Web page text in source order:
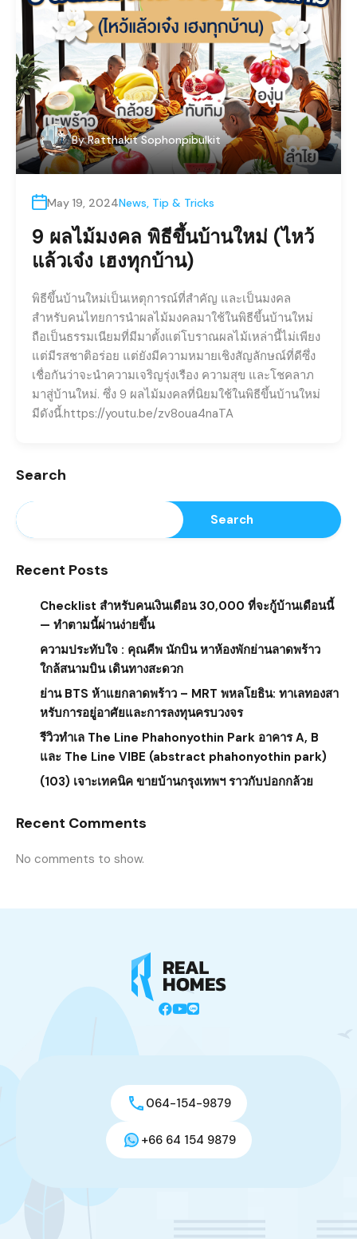
By Ratthakit Sophonpibulkit
May 19, 2024News, Tip & Tricks
9 ผลไม้มงคล พิธีขึ้นบ้านใหม่ (ไหว้
แล้วเจ๋ง เฮงทุกบ้าน)
พิธีขึ้นบ้านใหม่เป็นเหตุการณ์ที่สำคัญ และเป็นมงคล
สำหรับคนไทยการนำผลไม้มงคลมาใช้ในพิธีขึ้นบ้านใหม่
ถือเป็นธรรมเนียมที่มีมาตั้งแต่โบราณผลไม้เหล่านี้ไม่เพียง
แต่มีรสชาติอร่อย แต่ยังมีความหมายเชิงสัญลักษณ์ที่ดีซึ่ง
เชื่อกันว่าจะนำความเจริญรุ่งเรือง ความสุข และโชคลาภ
มาสู่บ้านใหม่. ซึ่ง 9 ผลไม้มงคลที่นิยมใช้ในพิธีขึ้นบ้านใหม่
มีดังนี้.https://youtu.be/zv8oua4naTA
Search
Search
Recent Posts
Checklist สำหรับคนเงินเดือน 30,000 ที่จะกู้บ้านเดือนนี้
— ทำตามนี้ผ่านง่ายขึ้น
ความประทับใจ : คุณคีพ นักบิน หาห้องพักย่านลาดพร้าว
ใกล้สนามบิน เดินทางสะดวก
ย่าน BTS ห้าแยกลาดพร้าว – MRT พหลโยธิน: ทาเลทองสา
หรับการอยู่อาศัยและการลงทุนครบวงจร
รีวิวทำเล The Line Phahonyothin Park อาคาร A, B
และ The Line VIBE (abstract phahonyothin park)
(103) เจาะเทคนิค ขายบ้านกรุงเทพฯ ราวกับปอกกล้วย
Recent Comments
No comments to show.
064-154-9879
+66 64 154 9879